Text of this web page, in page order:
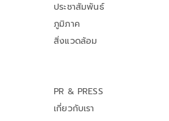
ประชาสัมพันธ์
ภูมิภาค
สิ่งแวดล้อม
PR & PRESS
เกี่ยวกับเรา